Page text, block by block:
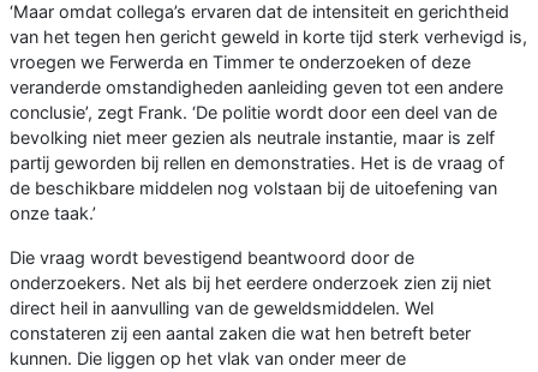
‘Maar omdat collega’s ervaren dat de intensiteit en gerichtheid
van het tegen hen gericht geweld in korte tijd sterk verhevigd is,
vroegen we Ferwerda en Timmer te onderzoeken of deze
veranderde omstandigheden aanleiding geven tot een andere
conclusie’, zegt Frank. ‘De politie wordt door een deel van de
bevolking niet meer gezien als neutrale instantie, maar is zelf
partij geworden bij rellen en demonstraties. Het is de vraag of
de beschikbare middelen nog volstaan bij de uitoefening van
onze taak.’
Die vraag wordt bevestigend beantwoord door de
onderzoekers. Net als bij het eerdere onderzoek zien zij niet
direct heil in aanvulling van de geweldsmiddelen. Wel
constateren zij een aantal zaken die wat hen betreft beter
kunnen. Die liggen op het vlak van onder meer de